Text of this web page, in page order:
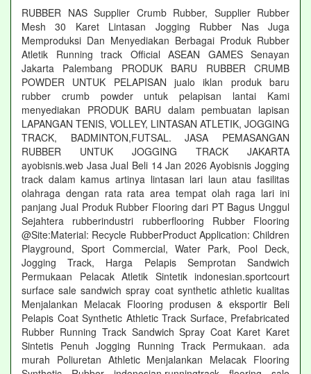
RUBBER NAS Supplier Crumb Rubber, Supplier Rubber
Mesh 30 Karet Lintasan Jogging Rubber Nas Juga
Memproduksi Dan Menyediakan Berbagai Produk Rubber
Atletik Running track Official ASEAN GAMES Senayan
Jakarta Palembang PRODUK BARU RUBBER CRUMB
POWDER UNTUK PELAPISAN jualo iklan produk baru
rubber crumb powder untuk pelapisan lantai Kami
menyediakan PRODUK BARU dalam pembuatan lapisan
LAPANGAN TENIS, VOLLEY, LINTASAN ATLETIK, JOGGING
TRACK, BADMINTON,FUTSAL. JASA PEMASANGAN
RUBBER UNTUK JOGGING TRACK JAKARTA
ayobisnis.web Jasa Jual Beli 14 Jan 2026 Ayobisnis Jogging
track dalam kamus artinya lintasan lari laun atau fasilitas
olahraga dengan rata rata area tempat olah raga lari ini
panjang Jual Produk Rubber Flooring dari PT Bagus Unggul
Sejahtera rubberindustri rubberflooring Rubber Flooring
@Site:Material: Recycle RubberProduct Application: Children
Playground, Sport Commercial, Water Park, Pool Deck,
Jogging Track, Harga Pelapis Semprotan Sandwich
Permukaan Pelacak Atletik Sintetik indonesian.sportcourt
surface sale sandwich spray coat synthetic athletic kualitas
Menjalankan Melacak Flooring produsen & eksportir Beli
Pelapis Coat Synthetic Athletic Track Surface, Prefabricated
Rubber Running Track Sandwich Spray Coat Karet Karet
Sintetis Penuh Jogging Running Track Permukaan. ada
murah Poliuretan Athletic Menjalankan Melacak Flooring